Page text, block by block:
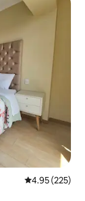
Calificación
4.95 (225)